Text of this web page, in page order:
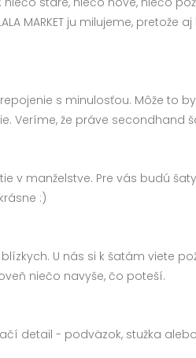
MARKET ju milujeme,
s minulosťou. Môže to
Veríme, že práve secondhand
v manželstve. Pre vás budú
:)
U nás si k šatám viete
niečo navyše, čo poteší.
detail - podväzok, stužka